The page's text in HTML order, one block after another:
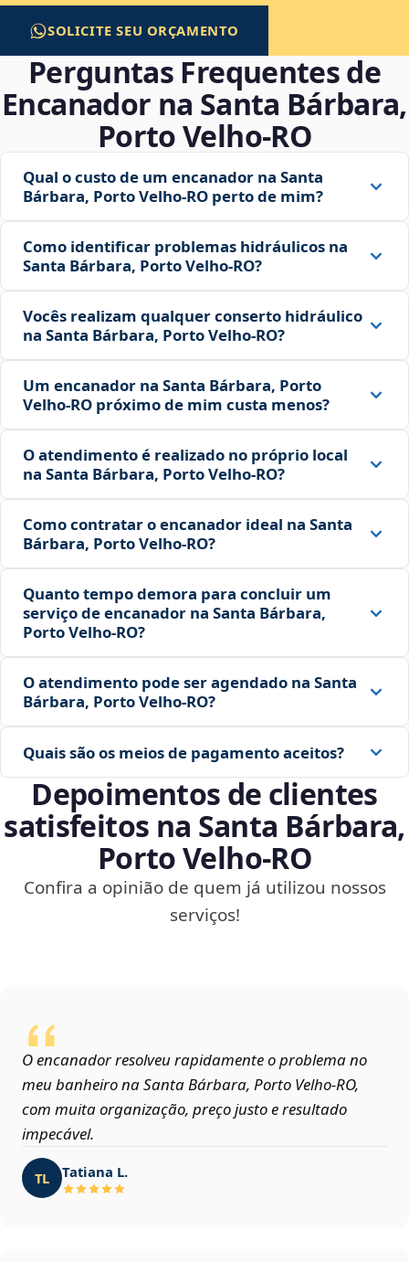
SOLICITE SEU ORÇAMENTO
Perguntas Frequentes de
Encanador na Santa Bárbara,
Porto Velho‑RO
Qual o custo de um encanador na Santa
Bárbara, Porto Velho‑RO perto de mim?
Como identificar problemas hidráulicos na
Santa Bárbara, Porto Velho‑RO?
Vocês realizam qualquer conserto hidráulico
na Santa Bárbara, Porto Velho‑RO?
Um encanador na Santa Bárbara, Porto
Velho‑RO próximo de mim custa menos?
O atendimento é realizado no próprio local
na Santa Bárbara, Porto Velho‑RO?
Como contratar o encanador ideal na Santa
Bárbara, Porto Velho‑RO?
Quanto tempo demora para concluir um
serviço de encanador na Santa Bárbara,
Porto Velho‑RO?
O atendimento pode ser agendado na Santa
Bárbara, Porto Velho‑RO?
Quais são os meios de pagamento aceitos?
Depoimentos de clientes
satisfeitos na Santa Bárbara,
Porto Velho‑RO
Confira a opinião de quem já utilizou nossos
serviços!
O encanador resolveu rapidamente o problema no
meu banheiro na Santa Bárbara, Porto Velho‑RO,
com muita organização, preço justo e resultado
impecável.
TL Tatiana L.